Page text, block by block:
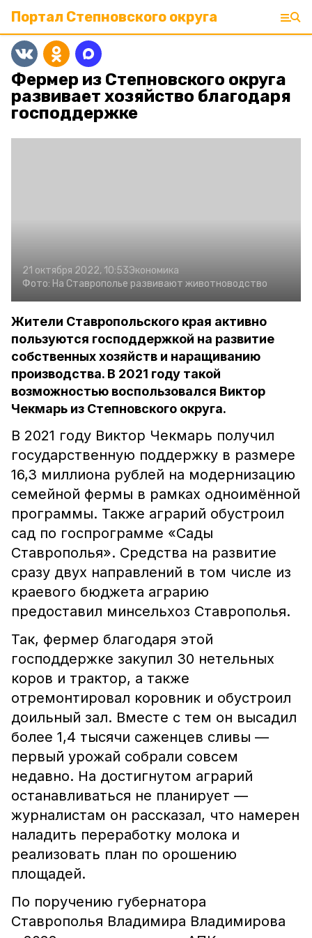
Портал Степновского округа
Фермер из Степновского округа
развивает хозяйство благодаря
господдержке
21 октября 2022, 10:53Экономика
Фото: На Ставрополье развивают животноводство
Жители Ставропольского края активно
пользуются господдержкой на развитие
собственных хозяйств и наращиванию
производства. В 2021 году такой
возможностью воспользовался Виктор
Чекмарь из Степновского округа.
В 2021 году Виктор Чекмарь получил
государственную поддержку в размере
16,3 миллиона рублей на модернизацию
семейной фермы в рамках одноимённой
программы. Также аграрий обустроил
сад по госпрограмме «Сады
Ставрополья». Средства на развитие
сразу двух направлений в том числе из
краевого бюджета аграрию
предоставил минсельхоз Ставрополья.
Так, фермер благодаря этой
господдержке закупил 30 нетельных
коров и трактор, а также
отремонтировал коровник и обустроил
доильный зал. Вместе с тем он высадил
более 1,4 тысячи саженцев сливы —
первый урожай собрали совсем
недавно. На достигнутом аграрий
останавливаться не планирует —
журналистам он рассказал, что намерен
наладить переработку молока и
реализовать план по орошению
площадей.
По поручению губернатора
Ставрополья Владимира Владимирова